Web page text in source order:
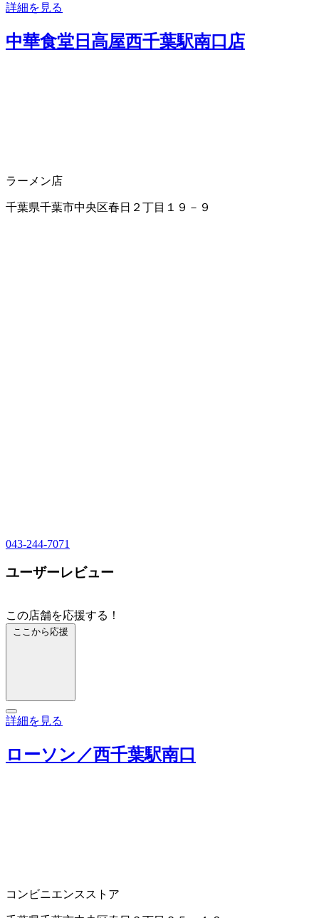
詳細を見る
中華食堂日高屋西千葉駅南口店
ラーメン店
千葉県千葉市中央区春日２丁目１９－９
043-244-7071
ユーザーレビュー
この店舗を応援する！
ここから応援
詳細を見る
ローソン／西千葉駅南口
コンビニエンスストア